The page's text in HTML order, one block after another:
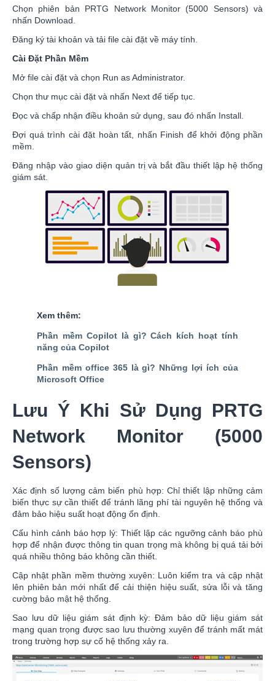
Chọn phiên bản PRTG Network Monitor (5000 Sensors) và
nhấn Download.
Đăng ký tài khoản và tải file cài đặt về máy tính.
Cài Đặt Phần Mềm
Mở file cài đặt và chọn Run as Administrator.
Chọn thư mục cài đặt và nhấn Next để tiếp tục.
Đọc và chấp nhận điều khoản sử dụng, sau đó nhấn Install.
Đợi quá trình cài đặt hoàn tất, nhấn Finish để khởi động phần
mềm.
Đăng nhập vào giao diện quản trị và bắt đầu thiết lập hệ thống
giám sát.
Xem thêm:
Phần mềm Copilot là gì? Cách kích hoạt tính
năng của Copilot
Phần mềm office 365 là gì? Những lợi ích của
Microsoft Office
Lưu Ý Khi Sử Dụng PRTG
Network Monitor (5000
Sensors)
Xác định số lượng cảm biến phù hợp: Chỉ thiết lập những cảm
biến thực sự cần thiết để tránh lãng phí tài nguyên hệ thống và
đảm bảo hiệu suất hoạt động ổn định.
Cấu hình cảnh báo hợp lý: Thiết lập các ngưỡng cảnh báo phù
hợp để nhận được thông tin quan trọng mà không bị quá tải bởi
quá nhiều thông báo không cần thiết.
Cập nhật phần mềm thường xuyên: Luôn kiểm tra và cập nhật
lên phiên bản mới nhất để cải thiện hiệu suất, sửa lỗi và tăng
cường bảo mật hệ thống.
Sao lưu dữ liệu giám sát định kỳ: Đảm bảo dữ liệu giám sát
mạng quan trọng được sao lưu thường xuyên để tránh mất mát
trong trường hợp sự cố hệ thống xảy ra.